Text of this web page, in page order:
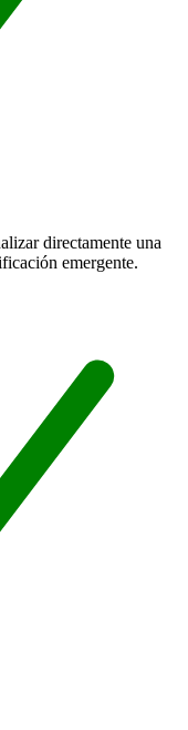
directamente una
emergente.